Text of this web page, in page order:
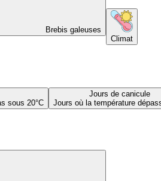
Brebis galeuses
Climat
sous 20°C
Jours de canicule
Jours où la température